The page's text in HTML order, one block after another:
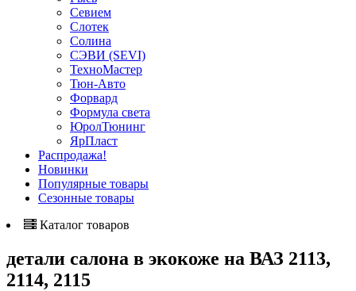
Севием
Слотек
Солина
СЭВИ (SEVI)
ТехноМастер
Тюн-Авто
Форвард
Формула света
ЮролТюнинг
ЯрПласт
Распродажа!
Новинки
Популярные товары
Сезонные товары
Каталог товаров
детали салона в экокоже на ВАЗ 2113,
2114, 2115